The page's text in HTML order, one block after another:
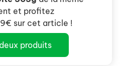
et profitez
sur cet article !
produits